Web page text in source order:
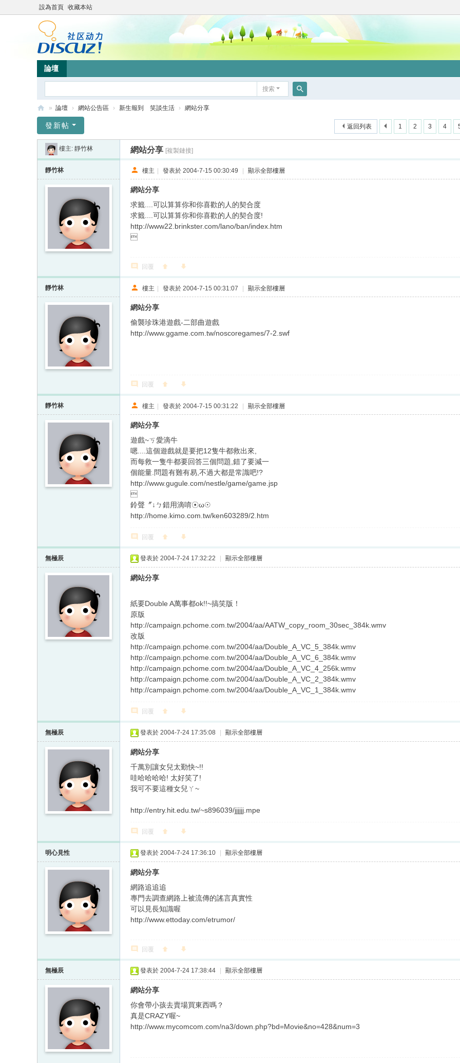
設為首頁 收藏本站
論壇
搜索
竹
» 論壇 › 網站公告區 › 新生報到 笑談生活 › 網站分享
1 2 3 4
返回列表
發新帖
樓主: 靜竹林 網站分享 [複製鏈接]
靜竹林 樓主 | 發表於 2004-7-15 00:30:49 | 顯示全部樓層
網站分享
求籤....可以算算你和你喜歡的人的契合度
求籤....可以算算你和你喜歡的人的契合度!
http://www22.brinkster.com/lano/ban/index.htm

回覆
靜竹林 樓主 | 發表於 2004-7-15 00:31:07 | 顯示全部樓層
網站分享
偷襲珍珠港遊戲-二部曲遊戲
http://www.ggame.com.tw/noscoregames/7-2.swf
回覆
靜竹林 樓主 | 發表於 2004-7-15 00:31:22 | 顯示全部樓層
網站分享
遊戲~ㄎ愛滴牛
嗯....這個遊戲就是要把12隻牛都救出來,
而每救一隻牛都要回答三個問題,錯了要減一
個能量.問題有難有易,不過大都是常識吧!?
http://www.gugule.com/nestle/game/game.jsp

鈴聲〞↓ㄅ錯用滴唷☉ω☉
http://home.kimo.com.tw/ken603289/2.htm
回覆
無極辰 發表於 2004-7-24 17:32:22 顯示全部樓層
網站分享
紙要Double A萬事都ok!!~搞笑版！
原版
http://campaign.pchome.com.tw/2004/aa/AATW_copy_room_30sec_384k.wmv
改版
http://campaign.pchome.com.tw/2004/aa/Double_A_VC_5_384k.wmv
http://campaign.pchome.com.tw/2004/aa/Double_A_VC_6_384k.wmv
http://campaign.pchome.com.tw/2004/aa/Double_A_VC_4_256k.wmv
http://campaign.pchome.com.tw/2004/aa/Double_A_VC_2_384k.wmv
http://campaign.pchome.com.tw/2004/aa/Double_A_VC_1_384k.wmv
回覆
無極辰 發表於 2004-7-24 17:35:08 顯示全部樓層
網站分享
千萬別讓女兒太勤快~!!
哇哈哈哈哈! 太好笑了!
我可不要這種女兒ㄚ~
http://entry.hit.edu.tw/~s896039/jjjjjj.mpe
回覆
明心見性 發表於 2004-7-24 17:36:10 顯示全部樓層
網站分享
網路追追追
專門去調查網路上被流傳的謠言真實性
可以見長知識喔
http://www.ettoday.com/etrumor/
回覆
無極辰 發表於 2004-7-24 17:38:44 顯示全部樓層
網站分享
你會帶小孩去賣場買東西嗎？
真是CRAZY喔~
http://www.mycomcom.com/na3/down.php?bd=Movie&no=428&num=3